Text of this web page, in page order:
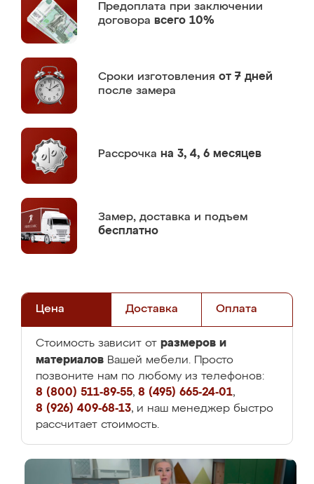
Предоплата при заключении
договора всего 10%
Сроки изготовления от 7 дней
после замера
Рассрочка на 3, 4, 6 месяцев
Замер, доставка и подъем
бесплатно
Цена Доставка Оплата
Стоимость зависит от размеров и
материалов Вашей мебели. Просто
позвоните нам по любому из телефонов:
8 (800) 511-89-55, 8 (495) 665-24-01,
8 (926) 409-68-13, и наш менеджер быстро
рассчитает стоимость.